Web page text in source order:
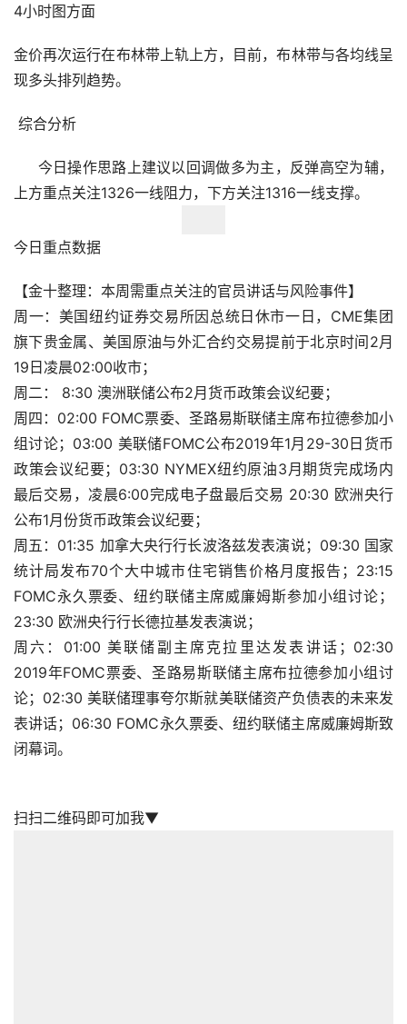
4小时图方面
金价再次运行在布林带上轨上方，目前，布林带与各均线呈
现多头排列趋势。
综合分析
今日操作思路上建议以回调做多为主，反弹高空为辅，
上方重点关注1326一线阻力，下方关注1316一线支撑。
今日重点数据
【金十整理：本周需重点关注的官员讲话与风险事件】
周一：美国纽约证券交易所因总统日休市一日，CME集团
旗下贵金属、美国原油与外汇合约交易提前于北京时间2月
19日凌晨02:00收市；
周二： 8:30 澳洲联储公布2月货币政策会议纪要；
周四：02:00 FOMC票委、圣路易斯联储主席布拉德参加小
组讨论；03:00 美联储FOMC公布2019年1月29-30日货币
政策会议纪要；03:30 NYMEX纽约原油3月期货完成场内
最后交易，凌晨6:00完成电子盘最后交易 20:30 欧洲央行
公布1月份货币政策会议纪要；
周五：01:35 加拿大央行行长波洛兹发表演说；09:30 国家
统计局发布70个大中城市住宅销售价格月度报告；23:15
FOMC永久票委、纽约联储主席威廉姆斯参加小组讨论；
23:30 欧洲央行行长德拉基发表演说；
周六：01:00 美联储副主席克拉里达发表讲话；02:30
2019年FOMC票委、圣路易斯联储主席布拉德参加小组讨
论；02:30 美联储理事夸尔斯就美联储资产负债表的未来发
表讲话；06:30 FOMC永久票委、纽约联储主席威廉姆斯致
闭幕词。
扫扫二维码即可加我▼